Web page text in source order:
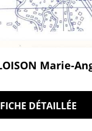
Marie-
FICHE DÉTAILLÉE